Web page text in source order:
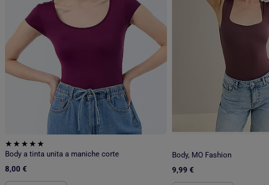
Body a tinta unita a maniche corte
8,00 €
Body, MO Fashion
9,99 €